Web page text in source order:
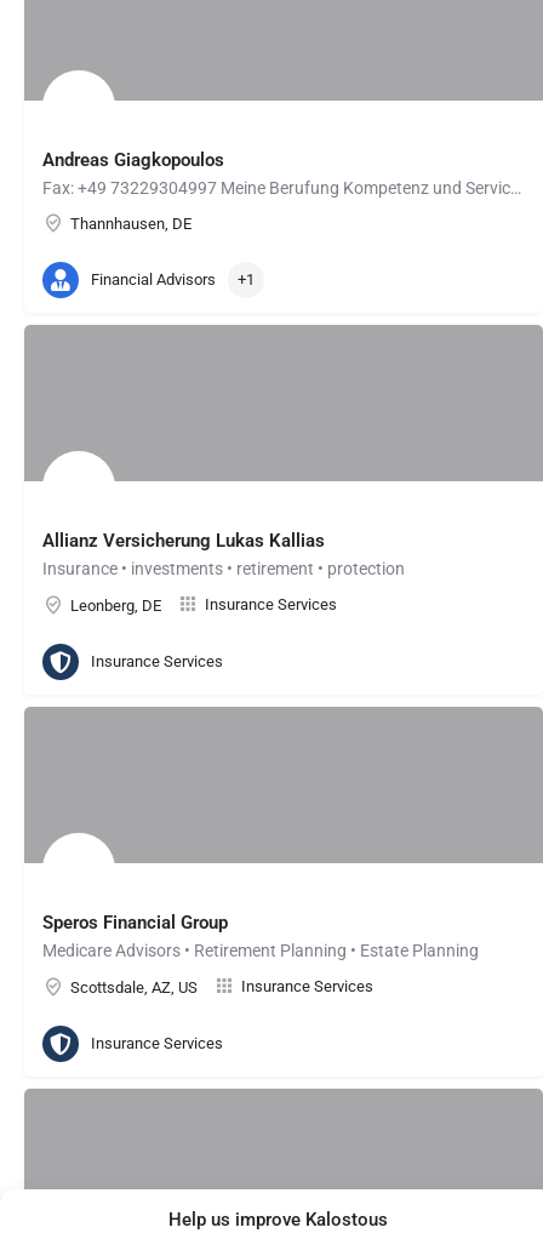
Help us improve Kalostous
Andreas Giagkopoulos
Fax: +49 73229304997 Meine Berufung Kompetenz und Service für Ihre Themen Im Grunde geht es darum, das…
Thannhausen, DE
Financial Advisors +1
Allianz Versicherung Lukas Kallias
Insurance • investments • retirement • protection
Leonberg, DE Insurance Services
Insurance Services
Speros Financial Group
Medicare Advisors • Retirement Planning • Estate Planning
Scottsdale, AZ, US Insurance Services
Insurance Services